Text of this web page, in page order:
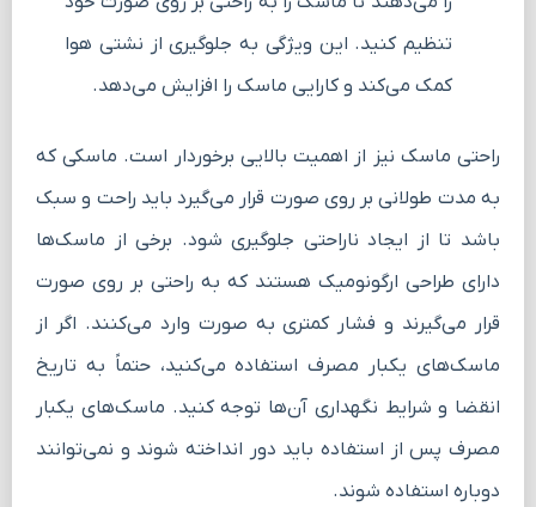
تنظیم کنید. این ویژگی به جلوگیری از نشتی هوا
کمک می‌کند و کارایی ماسک را افزایش می‌دهد.
راحتی ماسک نیز از اهمیت بالایی برخوردار است. ماسکی که
به مدت طولانی بر روی صورت قرار می‌گیرد باید راحت و سبک
باشد تا از ایجاد ناراحتی جلوگیری شود. برخی از ماسک‌ها
دارای طراحی ارگونومیک هستند که به راحتی بر روی صورت
قرار می‌گیرند و فشار کمتری به صورت وارد می‌کنند. اگر از
ماسک‌های یکبار مصرف استفاده می‌کنید، حتماً به تاریخ
انقضا و شرایط نگهداری آن‌ها توجه کنید. ماسک‌های یکبار
مصرف پس از استفاده باید دور انداخته شوند و نمی‌توانند
دوباره استفاده شوند.